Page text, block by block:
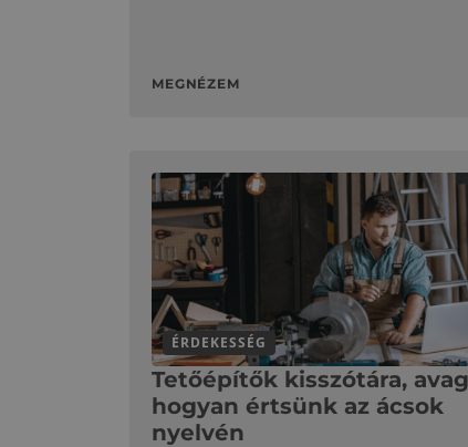
MEGNÉZEM
ÉRDEKESSÉG
Tetőépítők kisszótára,
hogyan értsünk az ácsok
nyelvén